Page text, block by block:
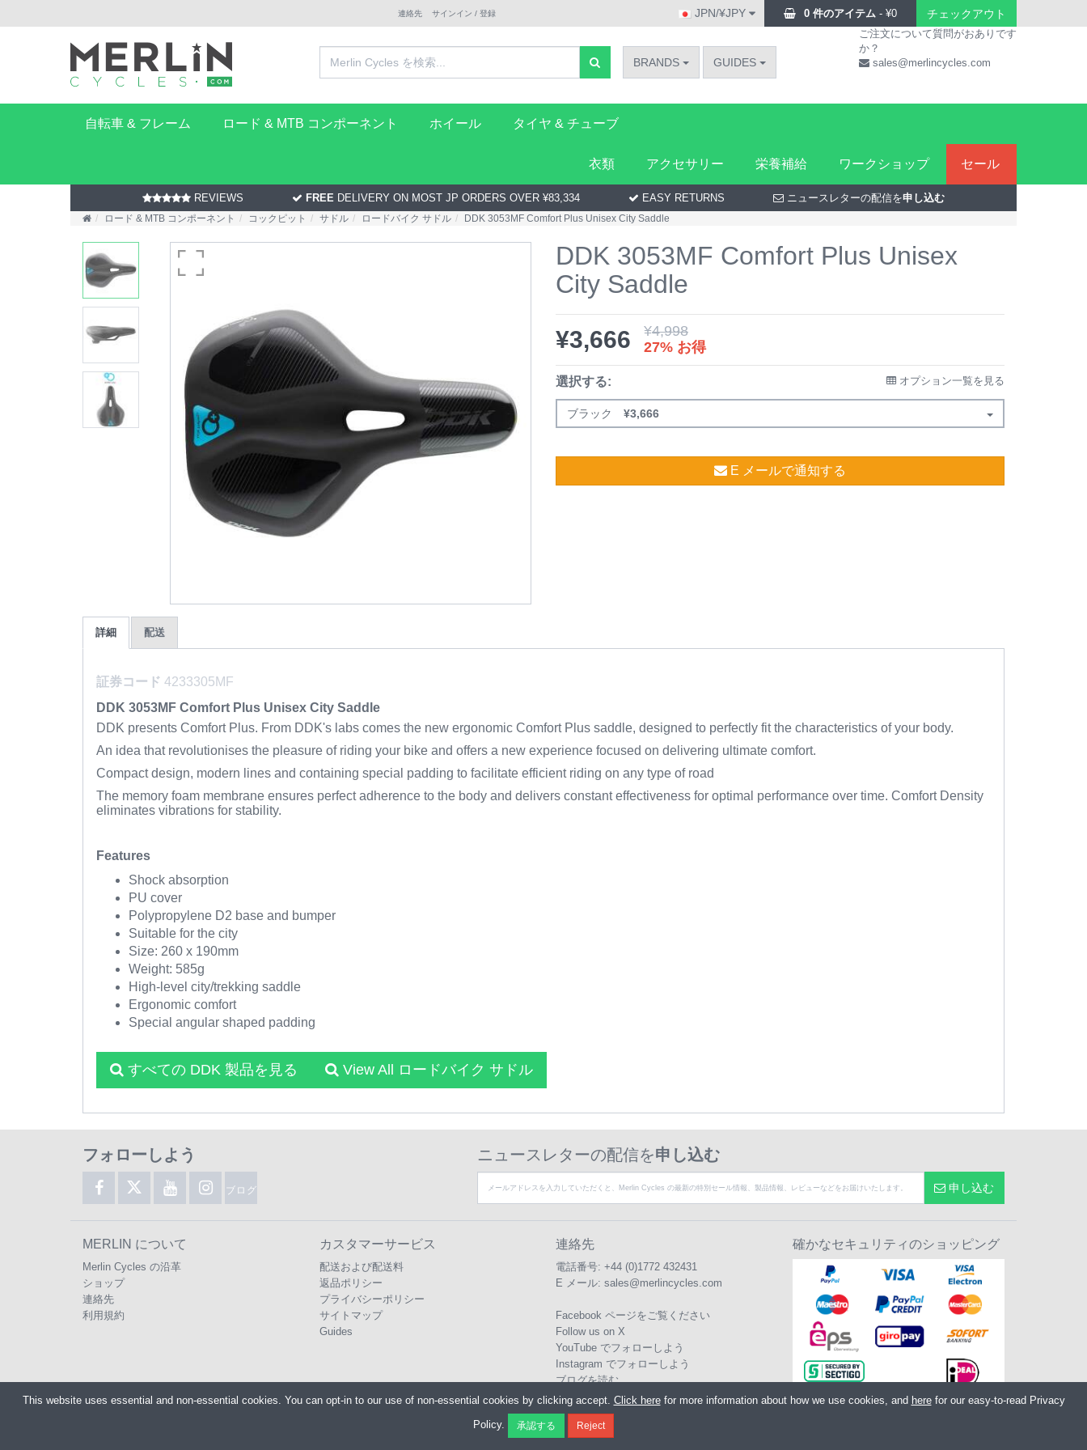
連絡先 サインイン / 登録 0 件のアイテム - ¥0 チェックアウト
JPN/¥JPY
BRANDS GUIDES
ご注文について質問がおありです
か？
sales@merlincycles.com
自転車 & フレーム ロード & MTB コンポーネント ホイール タイヤ & チューブ
衣類 アクセサリー 栄養補給 ワークショップ セール
REVIEWS FREE DELIVERY ON MOST JP ORDERS OVER ¥83,334 EASY RETURNS ニュースレターの配信を申し込む
ロード & MTB コンポーネント コックピット サドル ロードバイク サドル DDK 3053MF Comfort Plus Unisex City Saddle
DDK 3053MF Comfort Plus Unisex
City Saddle
¥3,666 ¥4,998
27% お得
選択する: オプション一覧を見る
ブラック ¥3,666
E メールで通知する
詳細 配送
証券コード 4233305MF
DDK 3053MF Comfort Plus Unisex City Saddle
DDK presents Comfort Plus. From DDK's labs comes the new ergonomic Comfort Plus saddle, designed to perfectly fit the characteristics of your body.
An idea that revolutionises the pleasure of riding your bike and offers a new experience focused on delivering ultimate comfort.
Compact design, modern lines and containing special padding to facilitate efficient riding on any type of road
The memory foam membrane ensures perfect adherence to the body and delivers constant effectiveness for optimal performance over time. Comfort Density
eliminates vibrations for stability.
Features
Shock absorption
PU cover
Polypropylene D2 base and bumper
Suitable for the city
Size: 260 x 190mm
Weight: 585g
High-level city/trekking saddle
Ergonomic comfort
Special angular shaped padding
すべての DDK 製品を見る View All ロードバイク サドル
フォローしよう
ブログ
ニュースレターの配信を申し込む
申し込む
MERLIN について
Merlin Cycles の沿革
ショップ
連絡先
利用規約
カスタマーサービス
配送および配送料
返品ポリシー
プライバシーポリシー
サイトマップ
Guides
連絡先
電話番号: +44 (0)1772 432431
E メール: sales@merlincycles.com
Facebook ページをご覧ください
Follow us on X
YouTube でフォローしよう
Instagram でフォローしよう
ブログを読む
確かなセキュリティのショッピング
Merlin Cycles Ltd., Unit A4 Buckshaw Link, Ordnance Road, Buckshaw Village, Chorley PR7 7EL United Kingdom
This website uses essential and non-essential cookies. You can opt-in to our use of non-essential cookies by clicking accept. Click herefor more information about how we use cookies, and herefor our easy-to-read Privacy
Policy.